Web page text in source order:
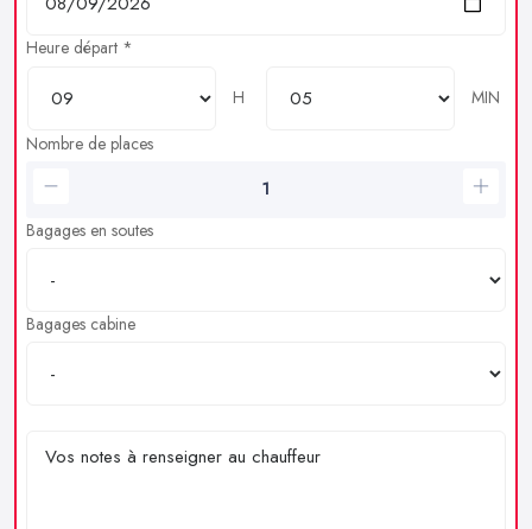
Heure départ *
H
MIN
Nombre de places
Bagages en soutes
Bagages cabine